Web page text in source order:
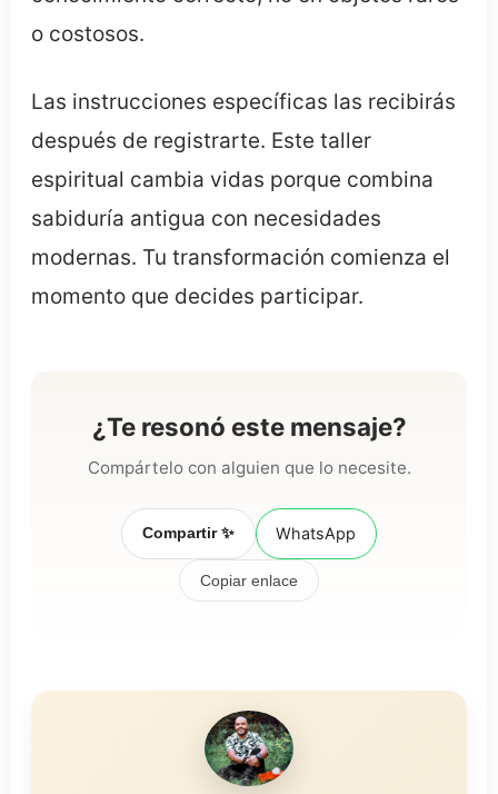
o costosos.
Las instrucciones específicas las recibirás
después de registrarte. Este taller
espiritual cambia vidas porque combina
sabiduría antigua con necesidades
modernas. Tu transformación comienza el
momento que decides participar.
¿Te resonó este mensaje?
Compártelo con alguien que lo necesite.
Compartir ✨ WhatsApp
Copiar enlace